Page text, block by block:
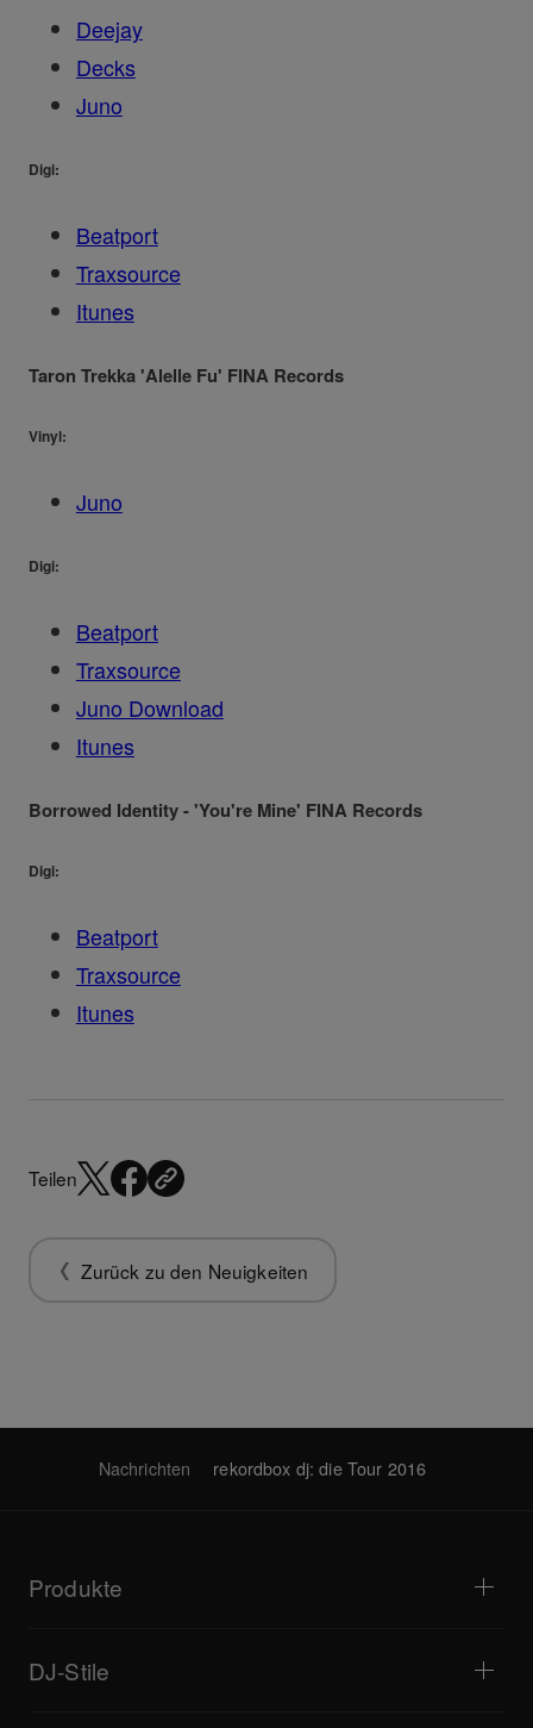
Deejay
Decks
Juno
Digi:
Beatport
Traxsource
Itunes
Taron Trekka 'Alelle Fu' FINA Records
Vinyl:
Juno
Digi:
Beatport
Traxsource
Juno Download
Itunes
Borrowed Identity - 'You're Mine' FINA Records
Digi:
Beatport
Traxsource
Itunes
Teilen
Zurück zu den Neuigkeiten
Nachrichten rekordbox dj: die Tour 2016
Produkte
DJ-Mixer
All-in-One-DJ-Systeme
DJ-Stile